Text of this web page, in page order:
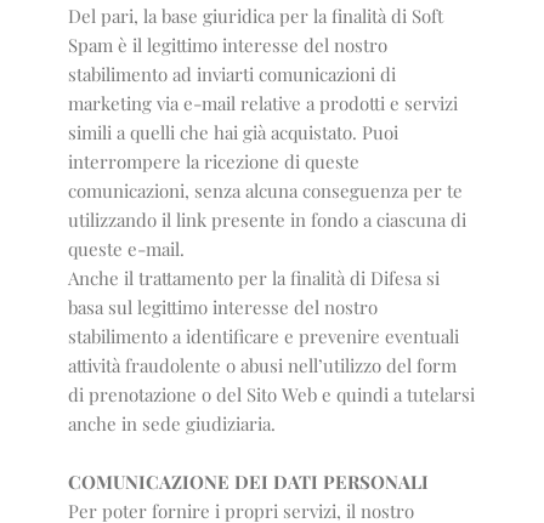
Del pari, la base giuridica per la finalità di Soft
Spam è il legittimo interesse del nostro
stabilimento ad inviarti comunicazioni di
marketing via e-mail relative a prodotti e servizi
simili a quelli che hai già acquistato. Puoi
interrompere la ricezione di queste
comunicazioni, senza alcuna conseguenza per te
utilizzando il link presente in fondo a ciascuna di
queste e-mail.
Anche il trattamento per la finalità di Difesa si
basa sul legittimo interesse del nostro
stabilimento a identificare e prevenire eventuali
attività fraudolente o abusi nell’utilizzo del form
di prenotazione o del Sito Web e quindi a tutelarsi
anche in sede giudiziaria.
COMUNICAZIONE DEI DATI PERSONALI
Per poter fornire i propri servizi, il nostro